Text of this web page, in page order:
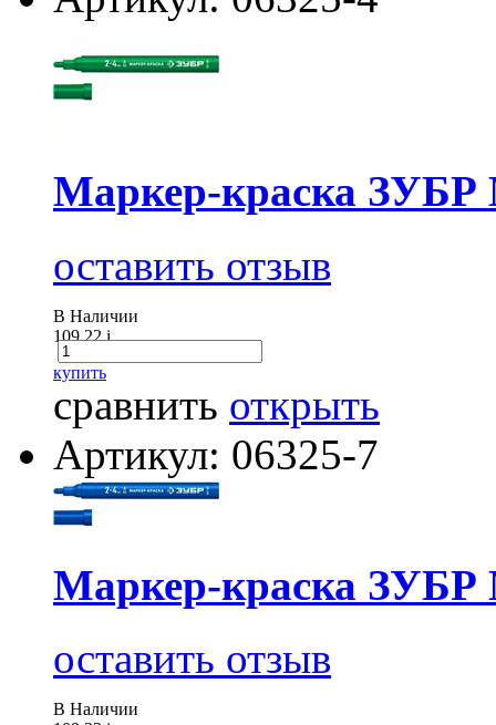
Маркер-краска ЗУБР
оставить отзыв
В Наличии
109.22i
купить
сравнить открыть
Артикул: 06325-7
Маркер-краска ЗУБР
оставить отзыв
В Наличии